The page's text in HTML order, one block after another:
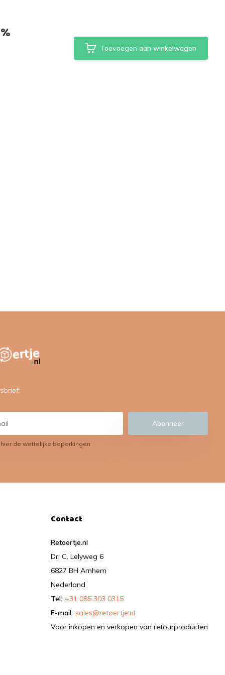
Toevoegen aan winkelwagen
Abonneer
de wettelijke beperkingen
Contact
Retoertje.nl
Dr. C. Lelyweg 6
6827 BH Arnhem
Nederland
Tel: +31 085 303 0315
E-mail: sales@retoertje.nl
Voor inkopen en verkopen van retourproducten